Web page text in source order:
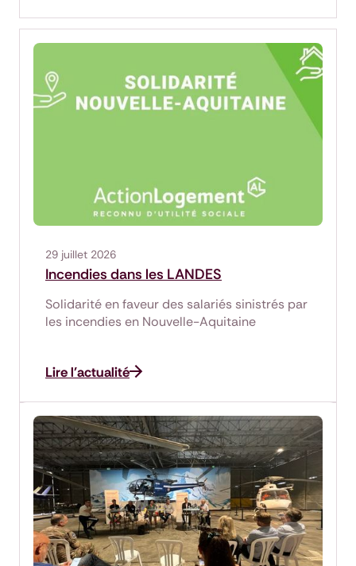
Incendies dans les LANDES
29 juillet 2026
Solidarité en faveur des salariés sinistrés par
les incendies en Nouvelle-Aquitaine
Lire l'actualité